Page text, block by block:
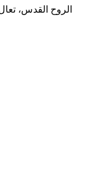
الروح القدس،